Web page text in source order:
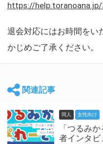
https://
退会対応にはお時間をい
かじめご了承ください。
関連記事
同人 女性向け
「つるみ
者インタ